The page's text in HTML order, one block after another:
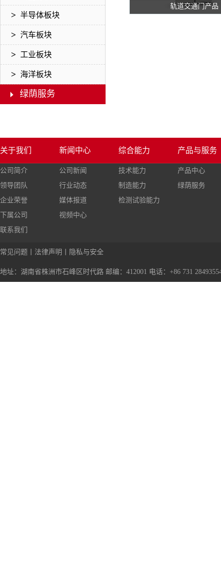
半导体板块
汽车板块
工业板块
海洋板块
绿荫服务
轨道交通门产品
关于我们
公司简介
领导团队
企业荣誉
下属公司
联系我们
新闻中心
公司新闻
行业动态
媒体报道
视频中心
综合能力
技术能力
制造能力
检测试验能力
产品与服务
产品中心
绿荫服务
常见问题 法律声明 隐私与安全
地址：湖南省株洲市石峰区时代路 邮编：412001 电话：+86 731